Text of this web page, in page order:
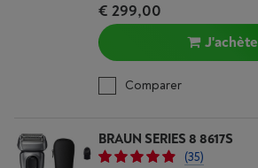
€ 299,00
J'achète
Comparer
BRAUN SERIES 8 8617S
(35)